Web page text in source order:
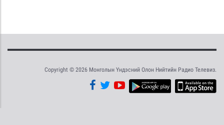
Copyright © 2026 Монголын Үндэсний Олон Нийтийн Радио Телевиз.